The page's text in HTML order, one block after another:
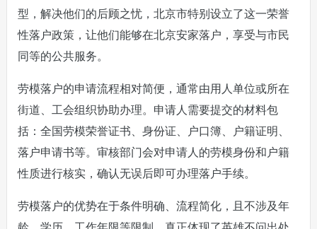
型，解决他们的后顾之忧，北京市特别设立了这一荣誉
性落户政策，让他们能够在北京安家落户，享受与市民
同等的公共服务。
劳模落户的申请流程相对简便，通常由用人单位或所在
街道、工会组织协助办理。申请人需要提交的材料包
括：全国劳模荣誉证书、身份证、户口簿、户籍证明、
落户申请书等。审核部门会对申请人的劳模身份和户籍
性质进行核实，确认无误后即可办理落户手续。
劳模落户的优势在于条件明确、流程简化，且不涉及年